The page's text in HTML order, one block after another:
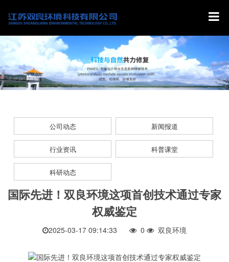
公司动态 新闻报道
行业资讯 科普课堂
科研动态
国际先进！双良环境这项首创技术通过专家
权威鉴定
2025-03-17 09:14:33 0 双良环境